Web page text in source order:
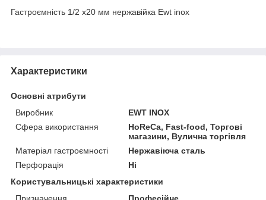
Гастроємність 1/2 x20 мм нержавійка Ewt inox
Характеристики
Основні атрибути
Виробник
EWT INOX
Сфера використання
HoReCa, Fast-food, Торгові
магазини, Вулична торгівля
Матеріал гастроємності
Нержавіюча сталь
Перфорація
Ні
Користувальницькі характеристики
Призначення
Професійне